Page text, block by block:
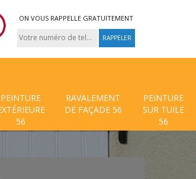
ON VOUS RAPPELLE GRATUITEMENT
PEINTURE
56
RAVALEMENT
DE FAÇADE 56
PEINTURE
SUR TUILE
56